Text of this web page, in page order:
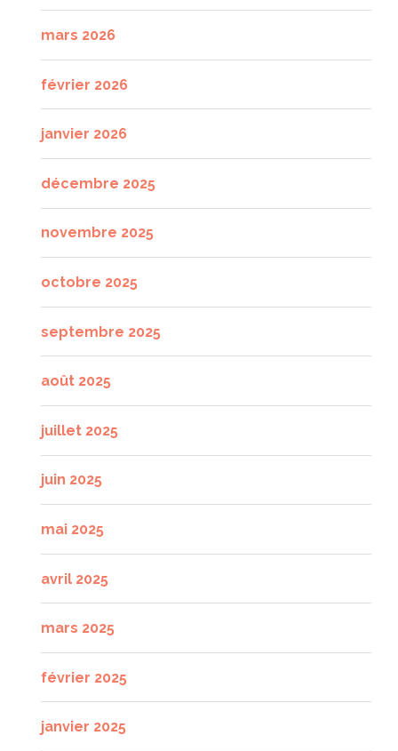
mars 2026
février 2026
janvier 2026
décembre 2025
novembre 2025
octobre 2025
septembre 2025
août 2025
juillet 2025
juin 2025
mai 2025
avril 2025
mars 2025
février 2025
janvier 2025